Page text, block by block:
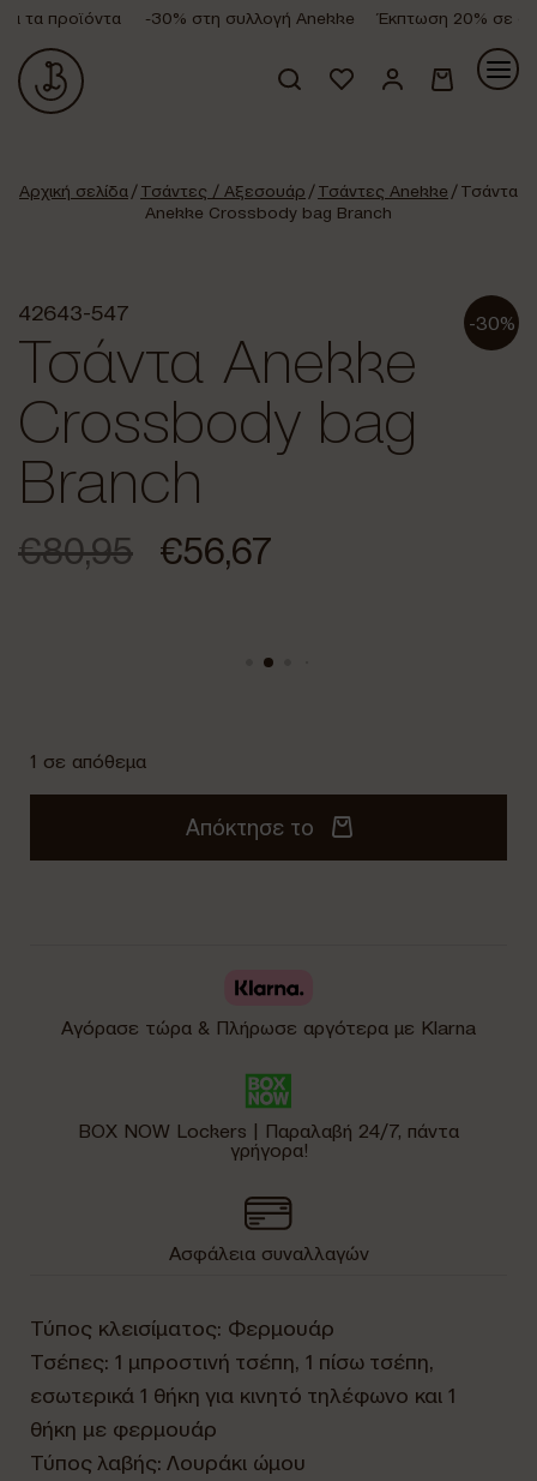
τα προϊόντα -30% στη συλλογή Anekke Έκπτωση 20% σε
Αρχική σελίδα/Τσάντες / Αξεσουάρ /Τσάντες Anekke / Τσάντα
Anekke Crossbody bag Branch
-30%
42643-547
Τσάντα Anekke
Crossbody bag
Branch
€80,95 €56,67
1 σε απόθεμα
Απόκτησε το
Αγόρασε τώρα & Πλήρωσε αργότερα με Klarna
BOX NOW Lockers | Παραλαβή 24/7, πάντα
γρήγορα!
Ασφάλεια συναλλαγών
Τύπος κλεισίματος: Φερμουάρ
Τσέπες: 1 μπροστινή τσέπη, 1 πίσω τσέπη,
εσωτερικά 1 θήκη για κινητό τηλέφωνο και 1
θήκη με φερμουάρ
Τύπος λαβής: Λουράκι ώμου